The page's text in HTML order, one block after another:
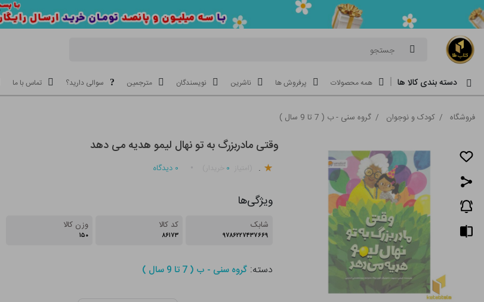
جستجو
دسته بندی کالا ها همه محصولات پرفروش ها ناشرین نویسندگان مترجمین سوالی دارید؟ تماس با ما
فروشگاه / کودک و نوجوان / گروه سنی - ب ( 7 تا 9 سال )
وقتی مادربزرگ به تو نهال لیمو هدیه می دهد
. ۰ ۰ دیدگاه
ویژگی‌ها
شابک
۹۷۸۶۲۲۷۴۳۷۶۶۹
کد کالا
۸۶۱۷۳
وزن کالا
۱۵۰
دسته: گروه سنی - ب ( 7 تا 9 سال )